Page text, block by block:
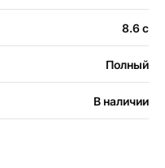
8.6 с
Полный
В наличии